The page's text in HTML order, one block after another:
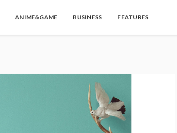
ANIME&GAME BUSINESS FEATURES